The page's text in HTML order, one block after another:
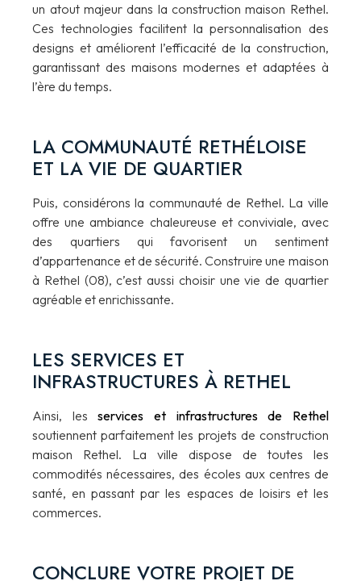
un atout majeur dans la construction maison Rethel.
Ces technologies facilitent la personnalisation des
designs et améliorent l’efficacité de la construction,
garantissant des maisons modernes et adaptées à
l’ère du temps.
LA COMMUNAUTÉ RETHÉLOISE
ET LA VIE DE QUARTIER
Puis, considérons la communauté de Rethel. La ville
offre une ambiance chaleureuse et conviviale, avec
des quartiers qui favorisent un sentiment
d’appartenance et de sécurité. Construire une maison
à Rethel (08), c’est aussi choisir une vie de quartier
agréable et enrichissante.
LES SERVICES ET
INFRASTRUCTURES À RETHEL
Ainsi, lesservices et infrastructures de Rethel
soutiennent parfaitement les projets de construction
maison Rethel. La ville dispose de toutes les
commodités nécessaires, des écoles aux centres de
santé, en passant par les espaces de loisirs et les
commerces.
CONCLURE VOTRE PROJET DE